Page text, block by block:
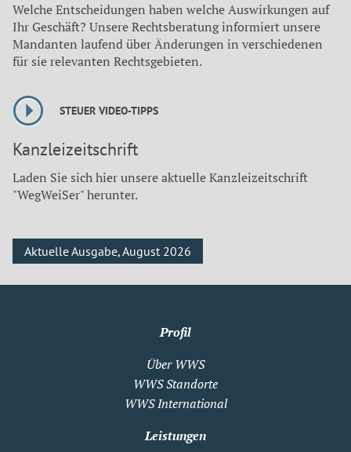
Welche Entscheidungen haben welche Auswirkungen auf
Ihr Geschäft? Unsere Rechtsberatung informiert unsere
Mandanten laufend über Änderungen in verschiedenen
für sie relevanten Rechtsgebieten.
STEUER VIDEO-TIPPS
Kanzleizeitschrift
Laden Sie sich hier unsere aktuelle Kanzleizeitschrift
"WegWeiSer" herunter.
Aktuelle Ausgabe, August 2026
Profil
Über WWS
WWS Standorte
WWS International
Leistungen